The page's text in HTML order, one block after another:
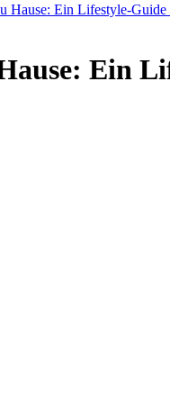
Hause: Ein Lifestyle-Guide
Ein